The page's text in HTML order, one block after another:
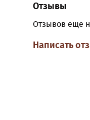
Отзывы
Отзывов еще
Написать